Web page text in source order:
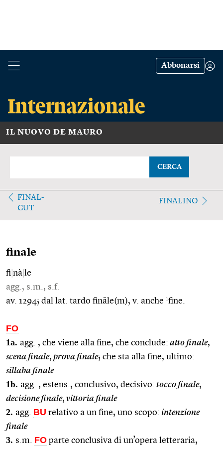
Abbonarsi
IL NUOVO DE MAURO
CERCA
FINAL-
CUT
FINALINO
finale
fi nà le
agg., s.m., s.f.
av. 1294; dal lat. tardo fināle(m), v. anche 1fine.
FO
1a. agg. , che viene alla fine, che conclude: atto finale,
scena finale, prova finale; che sta alla fine, ultimo:
sillaba finale
1b. agg. , estens., conclusivo, decisivo: tocco finale,
decisione finale, vittoria finale
2. agg. BU relativo a un fine, uno scopo: intenzione
finale
3. s.m. FO parte conclusiva di un’opera letteraria,